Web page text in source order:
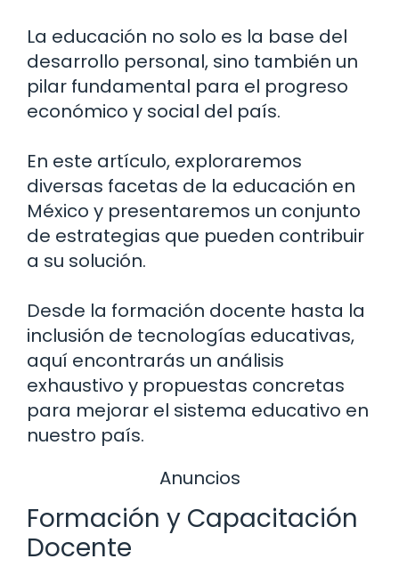
La educación no solo es la base del
desarrollo personal, sino también un
pilar fundamental para el progreso
económico y social del país.
En este artículo, exploraremos
diversas facetas de la educación en
México y presentaremos un conjunto
de estrategias que pueden contribuir
a su solución.
Desde la formación docente hasta la
inclusión de tecnologías educativas,
aquí encontrarás un análisis
exhaustivo y propuestas concretas
para mejorar el sistema educativo en
nuestro país.
Anuncios
Formación y Capacitación
Docente